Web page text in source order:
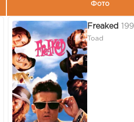
Фото
Freaked
Toad